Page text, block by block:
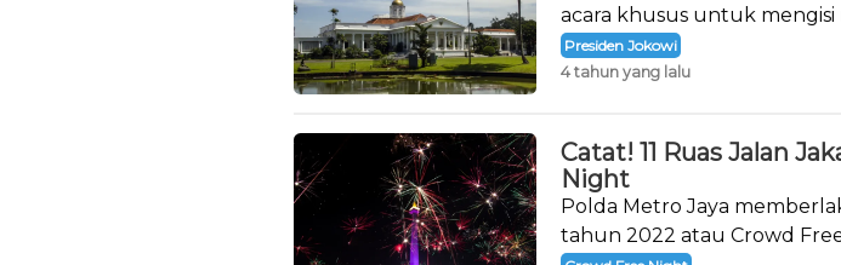
acara khusus untuk
Presiden Jokowi
4 tahun yang lalu
Catat! 11 Ruas Jalan
Night
Polda Metro Jaya
tahun 2022 atau Crowd